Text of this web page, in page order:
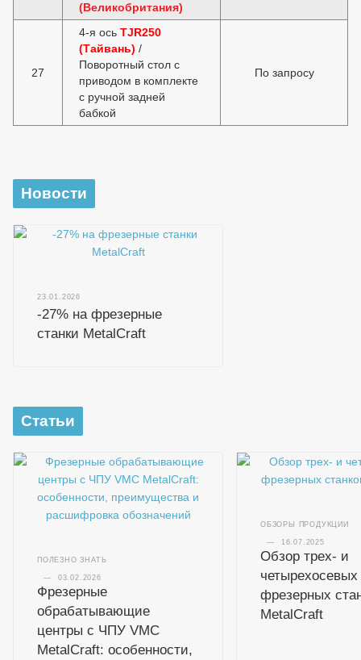
(Великобритания)
27
4-я ось TJR250
(Тайвань) /
Поворотный стол с
приводом в комплекте
с ручной задней
бабкой
По запросу
Новости
23.01.2026
-27% на фрезерные
станки MetalCraft
Статьи
ПОЛЕЗНО ЗНАТЬ
— 03.02.2026
Фрезерные
обрабатывающие
центры с ЧПУ VMC
MetalCraft: особенности,
ОБЗОРЫ ПРОДУКЦИИ
— 16.07.2025
Обзор трех- и
четырехосевых
фрезерных
MetalCraft